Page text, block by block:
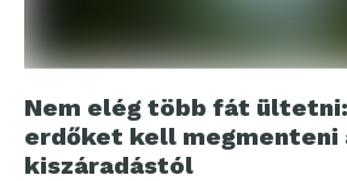
Nem elég több fát
erdőket kell megmenteni
kiszáradástól